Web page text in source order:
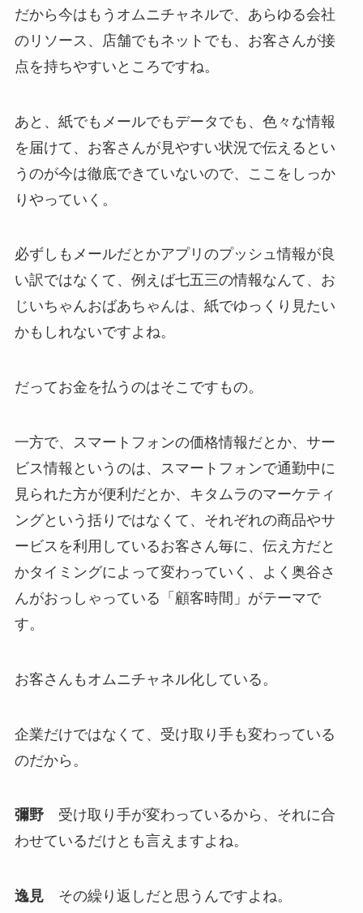
だから今はもうオムニチャネルで、あらゆる会社
のリソース、店舗でもネットでも、お客さんが接
点を持ちやすいところですね。
あと、紙でもメールでもデータでも、色々な情報
を届けて、お客さんが見やすい状況で伝えるとい
うのが今は徹底できていないので、ここをしっか
りやっていく。
必ずしもメールだとかアプリのプッシュ情報が良
い訳ではなくて、例えば七五三の情報なんて、お
じいちゃんおばあちゃんは、紙でゆっくり見たい
かもしれないですよね。
だってお金を払うのはそこですもの。
一方で、スマートフォンの価格情報だとか、サー
ビス情報というのは、スマートフォンで通勤中に
見られた方が便利だとか、キタムラのマーケティ
ングという括りではなくて、それぞれの商品やサ
ービスを利用しているお客さん毎に、伝え方だと
かタイミングによって変わっていく、よく奥谷さ
んがおっしゃっている「顧客時間」がテーマで
す。
お客さんもオムニチャネル化している。
企業だけではなくて、受け取り手も変わっている
のだから。
彌野受け取り手が変わっているから、それに合
わせているだけとも言えますよね。
逸見その繰り返しだと思うんですよね。